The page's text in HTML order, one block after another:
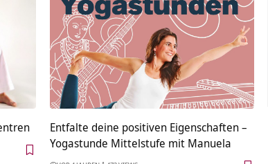
Entfalte deine positiven Eigenschaften –
Yogastunde Mittelstufe mit Manuela